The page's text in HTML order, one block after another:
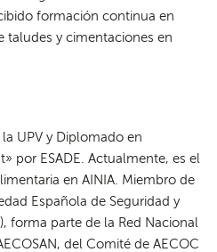
formación continua en
taludes y cimentaciones en
UPV y Diplomado en
por ESADE. Actualmente, es el
en AINIA. Miembro de
Española de Seguridad y
forma parte de la Red Nacional
del Comité de AECOC